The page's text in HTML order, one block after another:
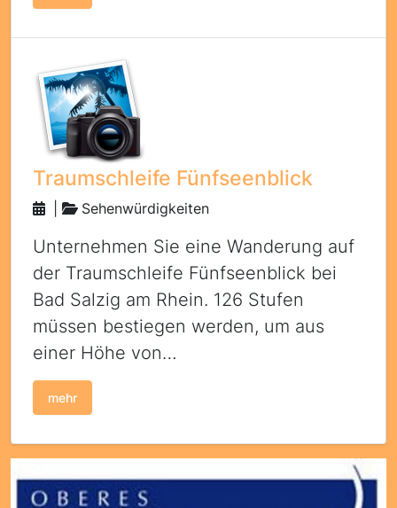
Traumschleife Fünfseenblick
Sehenwürdigkeiten
Unternehmen Sie eine Wanderung auf
der Traumschleife Fünfseenblick bei
Bad Salzig am Rhein. 126 Stufen
müssen bestiegen werden, um aus
einer Höhe von…
mehr